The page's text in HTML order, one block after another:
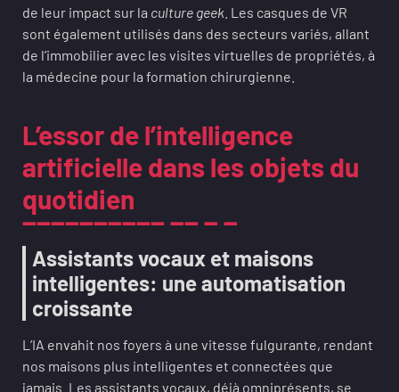
de leur impact sur la culture geek . Les casques de VR
sont également utilisés dans des secteurs variés, allant
de l’immobilier avec les visites virtuelles de propriétés, à
la médecine pour la formation chirurgienne.
L’essor de l’intelligence
artificielle dans les objets du
quotidien
Assistants vocaux et maisons
intelligentes: une automatisation
croissante
L’IA envahit nos foyers à une vitesse fulgurante, rendant
nos maisons plus intelligentes et connectées que
jamais. Les assistants vocaux, déjà omniprésents, se